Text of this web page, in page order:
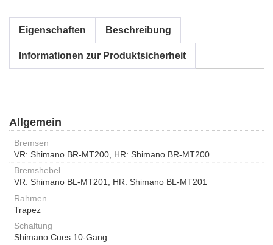
Eigenschaften Beschreibung
Informationen zur Produktsicherheit
Allgemein
Bremsen
VR: Shimano BR-MT200, HR: Shimano BR-MT200
Bremshebel
VR: Shimano BL-MT201, HR: Shimano BL-MT201
Rahmen
Trapez
Schaltung
Shimano Cues 10-Gang